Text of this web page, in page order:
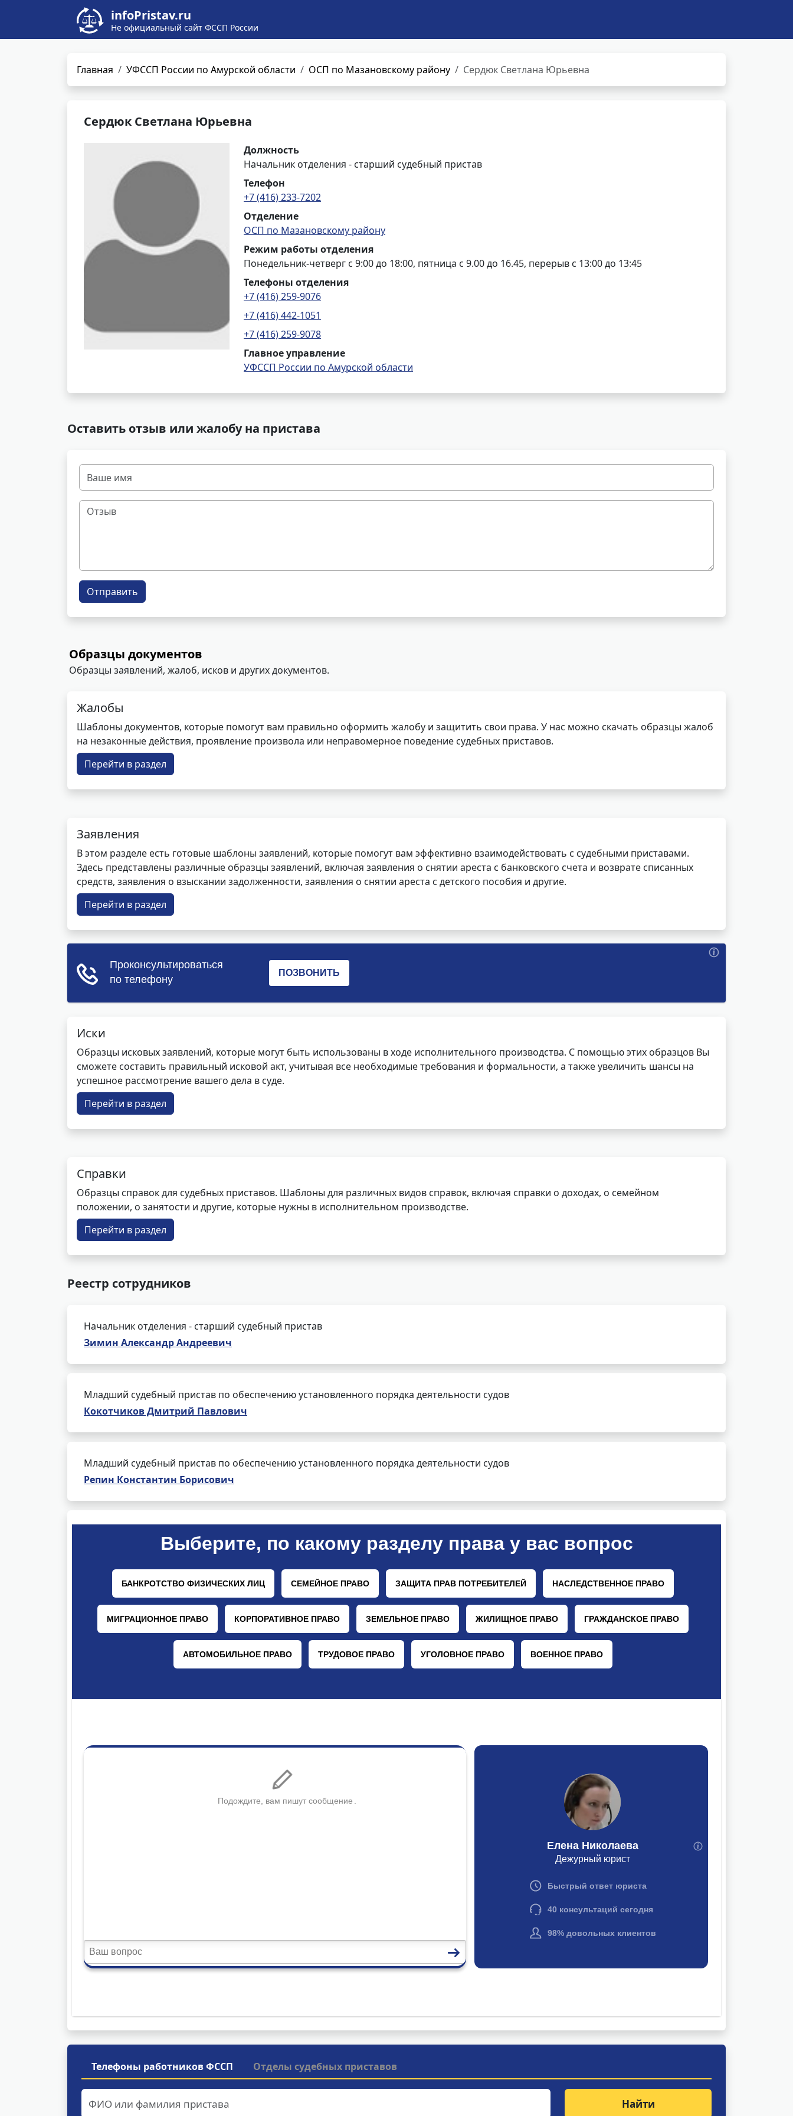
infoPristav.ru
Не официальный сайт ФССП России
Главная УФССП России по Амурской области ОСП по Мазановскому району Сердюк Светлана Юрьевна
Сердюк Светлана Юрьевна
Должность
Начальник отделения - старший судебный пристав
Телефон
+7 (416) 233-7202
Отделение
ОСП по Мазановскому району
Режим работы отделения
Понедельник-четверг с 9:00 до 18:00, пятница с 9.00 до 16.45, перерыв с 13:00 до 13:45
Телефоны отделения
+7 (416) 259-9076
+7 (416) 442-1051
+7 (416) 259-9078
Главное управление
УФССП России по Амурской области
Оставить отзыв или жалобу на пристава
Отправить
Образцы документов
Образцы заявлений, жалоб, исков и других документов.
Жалобы
Шаблоны документов, которые помогут вам правильно оформить жалобу и защитить свои права. У нас можно скачать образцы жалоб
на незаконные действия, проявление произвола или неправомерное поведение судебных приставов.
Перейти в раздел
Заявления
В этом разделе есть готовые шаблоны заявлений, которые помогут вам эффективно взаимодействовать с судебными приставами.
Здесь представлены различные образцы заявлений, включая заявления о снятии ареста с банковского счета и возврате списанных
средств, заявления о взыскании задолженности, заявления о снятии ареста с детского пособия и другие.
Перейти в раздел
Иски
Образцы исковых заявлений, которые могут быть использованы в ходе исполнительного производства. С помощью этих образцов Вы
сможете составить правильный исковой акт, учитывая все необходимые требования и формальности, а также увеличить шансы на
успешное рассмотрение вашего дела в суде.
Перейти в раздел
Справки
Образцы справок для судебных приставов. Шаблоны для различных видов справок, включая справки о доходах, о семейном
положении, о занятости и другие, которые нужны в исполнительном производстве.
Перейти в раздел
Реестр сотрудников
Начальник отделения - старший судебный пристав
Зимин Александр Андреевич
Младший судебный пристав по обеспечению установленного порядка деятельности судов
Кокотчиков Дмитрий Павлович
Младший судебный пристав по обеспечению установленного порядка деятельности судов
Репин Константин Борисович
Телефоны работников ФССП Отделы судебных приставов
Найти